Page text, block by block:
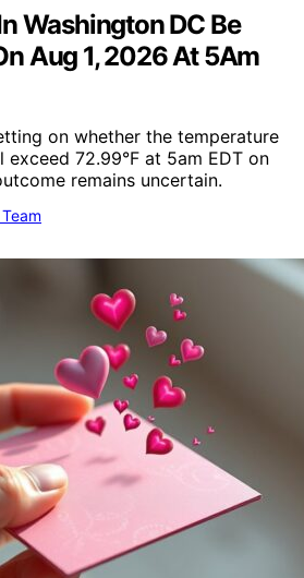
Washington DC Be
Aug 1, 2026 At 5Am
on whether the temperature
exceed 72.99°F at 5am EDT on
remains uncertain.